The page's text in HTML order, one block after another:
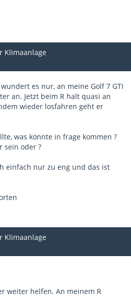
Klimaanlage
es nur, an meine Golf 7 GTI
an. Jetzt beim R halt quasi an
wieder losfahren geht er
was könnte in frage kommen ?
sein oder ?
einfach nur zu eng und das ist
Klimaanlage
weiter helfen. An meinem R